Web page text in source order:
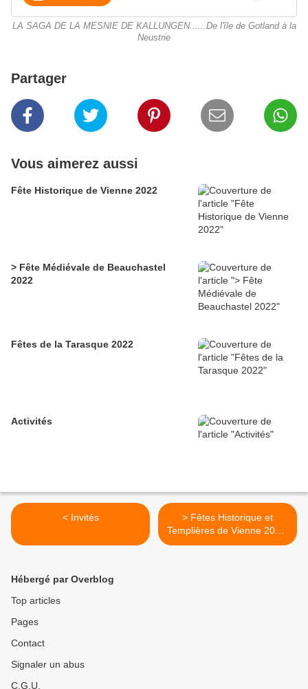
LA SAGA DE LA MESNIE DE KALLUNGEN......De l'île de Gotland à la
Neustrie
Partager
Vous aimerez aussi
Fête Historique de Vienne 2022
> Fête Médiévale de Beauchastel
2022
Fêtes de la Tarasque 2022
Activités
< Invités
> Fêtes Historique et
Templières de Vienne 2020.
>
Hébergé par Overblog
Top articles
Pages
Contact
Signaler un abus
C.G.U.